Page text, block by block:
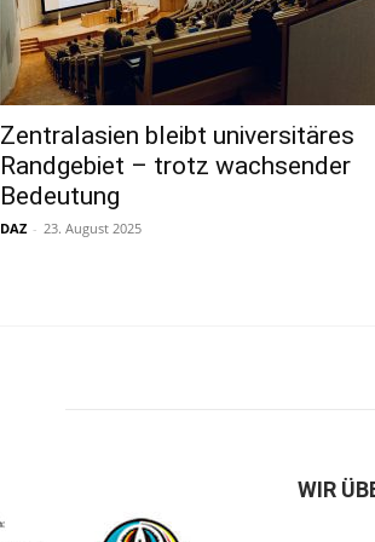
Zentralasien bleibt universitäres
Randgebiet – trotz wachsender
Bedeutung
DAZ - 23. August 2025
WIR